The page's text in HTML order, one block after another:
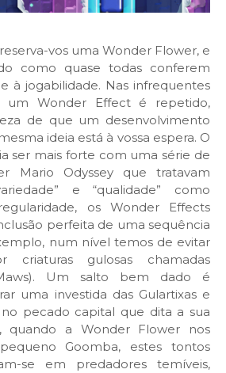
vos uma Wonder Flower, e
como quase todas conferem
à jogabilidade. Nas infrequentes
um Wonder Effect é repetido,
de que um desenvolvimento
ideia está à vossa espera. O
ser mais forte com uma série de
Mario Odyssey que tratavam
e “qualidade” como
os Wonder Effects
perfeita de uma sequência
num nível temos de evitar
criaturas gulosas chamadas
Maws). Um salto bem dado é
uma investida das Gulartixas e
pecado capital que dita a sua
quando a Wonder Flower nos
Goomba, estes tontos
se em predadores temíveis,